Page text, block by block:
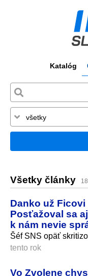
Katalóg
Všetky články
Danko už Ficovi
Posťažoval sa
k nám nevie
Šéf SNS opäť
tento rok
Vo Zvolene